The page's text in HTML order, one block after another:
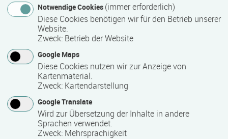
Mindest­teilnehmer­anzahl
Maximale Teilnehmerzahl
24
Teilnahmegebühr
Notwendige Cookies (immer erforderlich)
Diese Cookies benötigen wir für den Betrieb unserer
Website.
Zweck: Betrieb der Website
Google Maps
Diese Cookies nutzen wir zur Anzeige von
Kartenmaterial.
Zweck: Kartendarstellung
Google Translate
Wird zur Übersetzung der Inhalte in andere
Sprachen verwendet.
Zweck: Mehrsprachigkeit